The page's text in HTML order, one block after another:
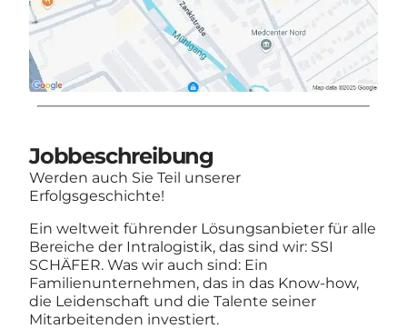
Jobbeschreibung
Werden auch Sie Teil unserer
Erfolgsgeschichte!
Ein weltweit führender Lösungsanbieter für alle
Bereiche der Intralogistik, das sind wir: SSI
SCHÄFER. Was wir auch sind: Ein
Familienunternehmen, das in das Know-how,
die Leidenschaft und die Talente seiner
Mitarbeitenden investiert.